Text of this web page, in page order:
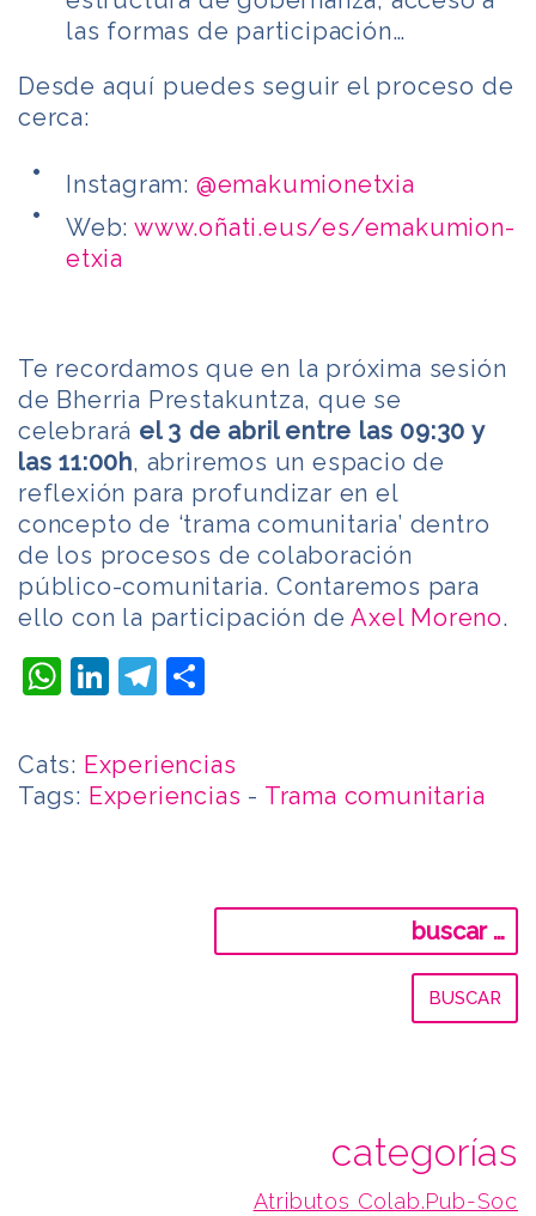
las formas de participación…
Desde aquí puedes seguir el proceso de
cerca:
Instagram: @emakumionetxia
Web: www.oñati.eus/es/emakumion-
etxia
Te recordamos que en la próxima sesión
de Bherria Prestakuntza, que se
celebrará el 3 de abril entre las 09:30 y
las 11:00h, abriremos un espacio de
reflexión para profundizar en el
concepto de ‘trama comunitaria’ dentro
de los procesos de colaboración
público-comunitaria. Contaremos para
ello con la participación deAxel Moreno.
WhatsApp
LinkedIn
Telegram
Cats: Experiencias
Tags: Experiencias - Trama comunitaria
categorías
Atributos Colab.Pub-Soc